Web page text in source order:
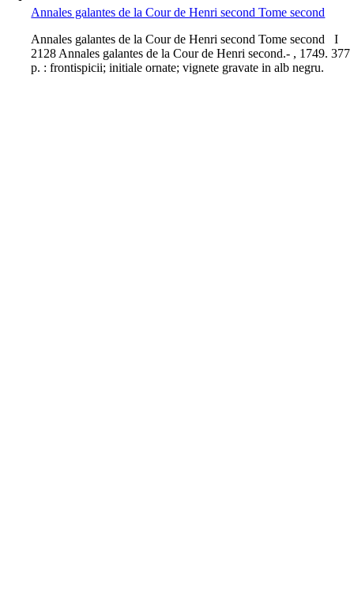
Annales galantes de la Cour de Henri second Tome second
Annales galantes de la Cour de Henri second Tome second I
2128 Annales galantes de la Cour de Henri second.- , 1749. 377
p. : frontispicii; initiale ornate; vignete gravate in alb negru.